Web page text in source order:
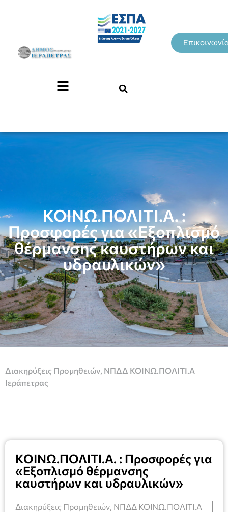
ΚΟΙΝΩ.ΠΟΛΙΤΙ.Α. :
Προσφορές για «Εξοπλισμό
θέρμανσης καυστήρων και
υδραυλικών»
Διακηρύξεις Προμηθειών ΝΠΔΔ ΚΟΙΝΩ.ΠΟΛΙΤΙ.Α
Ιεράπετρας
ΚΟΙΝΩ.ΠΟΛΙΤΙ.Α. : Προσφορές για
«Εξοπλισμό θέρμανσης
καυστήρων και υδραυλικών»
Διακηρύξεις Προμηθειών ΝΠΔΔ ΚΟΙΝΩ.ΠΟΛΙΤΙ.Α